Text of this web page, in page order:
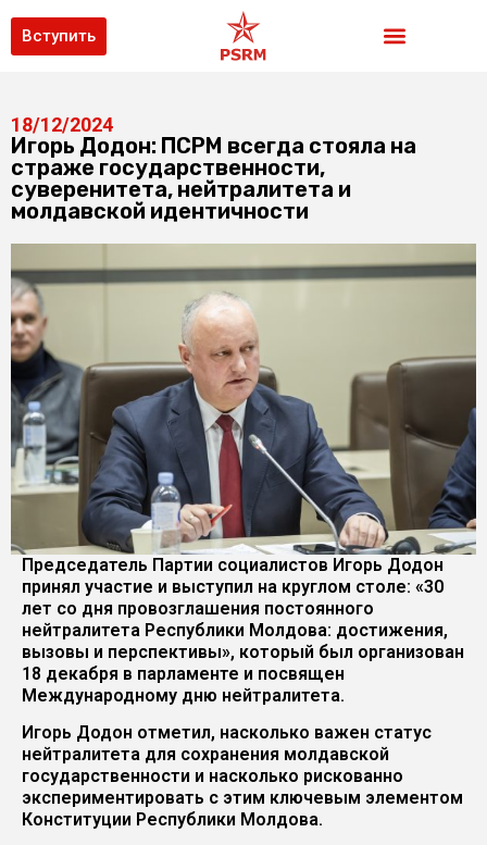
Вступить
18/12/2024
Игорь Додон: ПСРМ всегда стояла на
страже государственности,
суверенитета, нейтралитета и
молдавской идентичности
Председатель Партии социалистов Игорь Додон
принял участие и выступил на круглом столе: «30
лет со дня провозглашения постоянного
нейтралитета Республики Молдова: достижения,
вызовы и перспективы», который был организован
18 декабря в парламенте и посвящен
Международному дню нейтралитета.
Игорь Додон отметил, насколько важен статус
нейтралитета для сохранения молдавской
государственности и насколько рискованно
экспериментировать с этим ключевым элементом
Конституции Республики Молдова.